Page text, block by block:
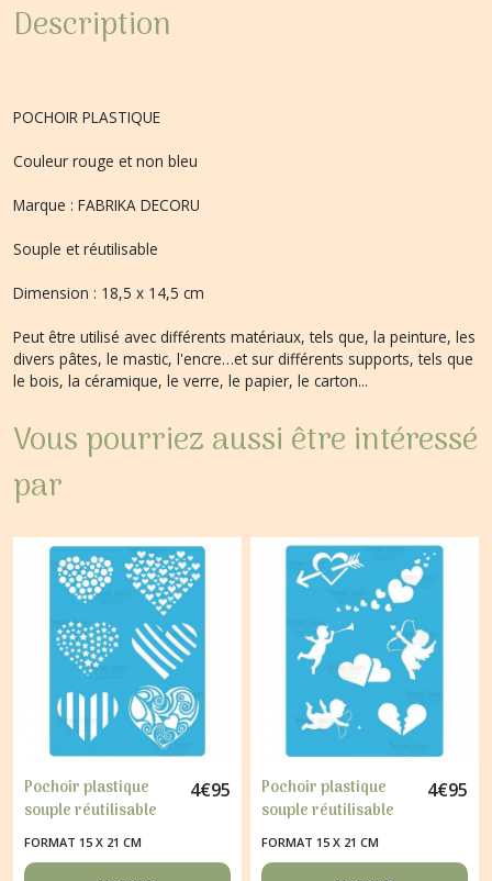
Description
POCHOIR PLASTIQUE
Couleur rouge et non bleu
Marque : FABRIKA DECORU
Souple et réutilisable
Dimension : 18,5 x 14,5 cm
Peut être utilisé avec différents matériaux, tels que, la peinture, les
divers pâtes, le mastic, l'encre…et sur différents supports, tels que
le bois, la céramique, le verre, le papier, le carton...
Vous pourriez aussi être intéressé
par
Pochoir plastique
souple réutilisable
Fabrika Décoru
COEUR 110
4€95
FORMAT 15 X 21 CM
Pochoir plastique
souple réutilisable
Fabrika Décoru
CUPIDON 109
4€95
FORMAT 15 X 21 CM